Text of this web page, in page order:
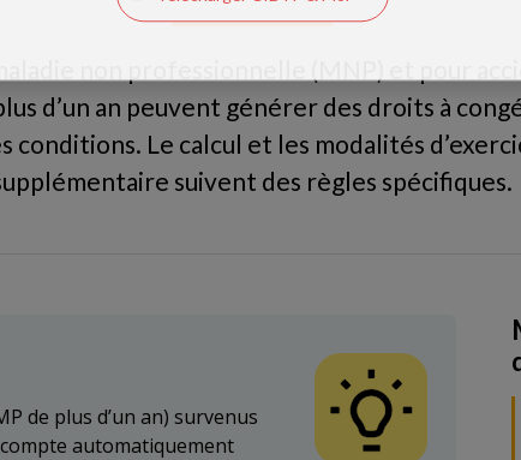
non professionnelle (MNP) et pour
d’un an peuvent générer des droits à
conditions. Le calcul et les modalités
suivent des règles spécifiques.
de plus d’un an) survenus
automatiquement